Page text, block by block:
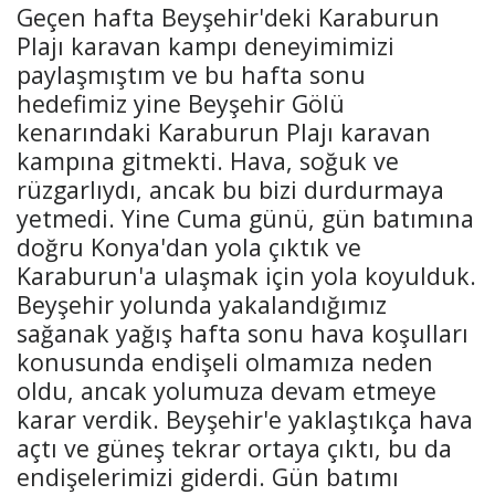
Geçen hafta Beyşehir'deki Karaburun
Plajı karavan kampı deneyimimizi
paylaşmıştım ve bu hafta sonu
hedefimiz yine Beyşehir Gölü
kenarındaki Karaburun Plajı karavan
kampına gitmekti. Hava, soğuk ve
rüzgarlıydı, ancak bu bizi durdurmaya
yetmedi. Yine Cuma günü, gün batımına
doğru Konya'dan yola çıktık ve
Karaburun'a ulaşmak için yola koyulduk.
Beyşehir yolunda yakalandığımız
sağanak yağış hafta sonu hava koşulları
konusunda endişeli olmamıza neden
oldu, ancak yolumuza devam etmeye
karar verdik. Beyşehir'e yaklaştıkça hava
açtı ve güneş tekrar ortaya çıktı, bu da
endişelerimizi giderdi. Gün batımı